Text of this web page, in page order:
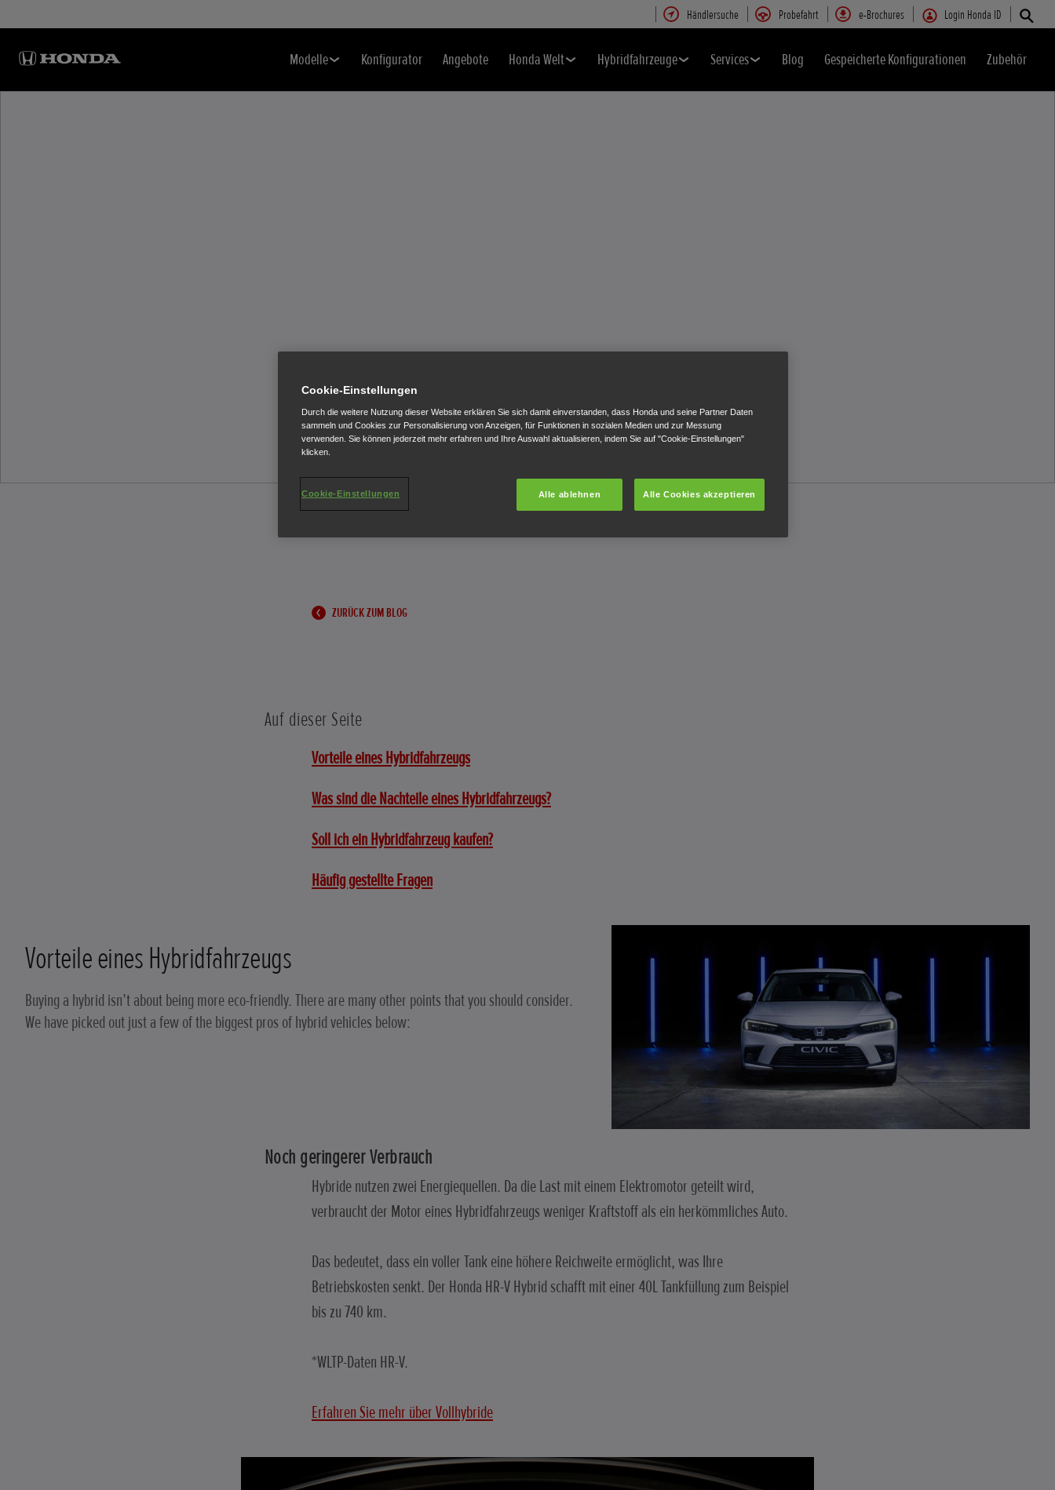
Händlersuche Probefahrt e-Brochures Login Honda ID
Modelle Konfigurator Angebote Honda Welt Hybridfahrzeuge Services Blog Gespeicherte Konfigurationen Zubehör
ZURÜCK ZUM BLOG
Auf dieser Seite
Vorteile eines Hybridfahrzeugs
Was sind die Nachteile eines Hybridfahrzeugs?
Soll ich ein Hybridfahrzeug kaufen?
Häufig gestellte Fragen
Vorteile eines Hybridfahrzeugs
Buying a hybrid isn’t about being more eco-friendly. There are many other points that you should consider.
We have picked out just a few of the biggest pros of hybrid vehicles below:
Noch geringerer Verbrauch
Hybride nutzen zwei Energiequellen. Da die Last mit einem Elektromotor geteilt wird,
verbraucht der Motor eines Hybridfahrzeugs weniger Kraftstoff als ein herkömmliches Auto.
Das bedeutet, dass ein voller Tank eine höhere Reichweite ermöglicht, was Ihre
Betriebskosten senkt. Der Honda HR-V Hybrid schafft mit einer 40L Tankfüllung zum Beispiel
bis zu 740 km.
*WLTP-Daten HR-V.
Erfahren Sie mehr über Vollhybride
Cookie-Einstellungen
Durch die weitere Nutzung dieser Website erklären Sie sich damit einverstanden, dass Honda und seine Partner Daten
sammeln und Cookies zur Personalisierung von Anzeigen, für Funktionen in sozialen Medien und zur Messung
verwenden. Sie können jederzeit mehr erfahren und Ihre Auswahl aktualisieren, indem Sie auf "Cookie-Einstellungen"
klicken.
Alle ablehnen Alle Cookies akzeptieren
Cookie-Einstellungen